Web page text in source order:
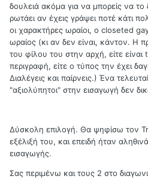
δουλειά ακόμα για να μπορείς να το
ρωτάει αν έχεις γράψει ποτέ κάτι
οι χαρακτήρες ωραίοι, ο closeted
ωραίος (κι αν δεν είναι, κάντον. Η
του φίλου του στην αρχή, είτε
περιγραφή, είτε ο τύπος την έχει
Διαλέγεις και παίρνεις.) Ένα
"αξιολύπητοι" στην εισαγωγή δεν
Δύσκολη επιλογή. Θα ψηφίσω τον
εξέλιξή του, και επειδή ήταν
εισαγωγής.
Σας περιμένω και τους 2 στο